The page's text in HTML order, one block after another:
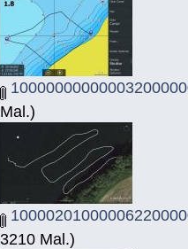
Mal.)
3210 Mal.)